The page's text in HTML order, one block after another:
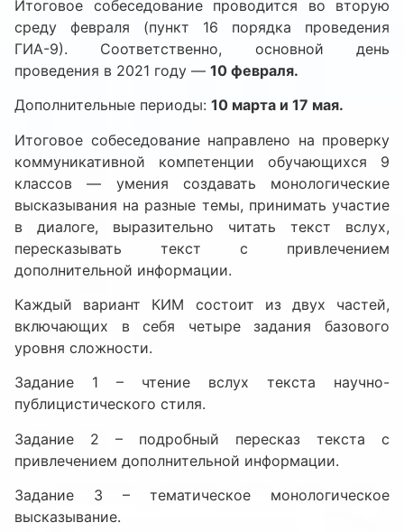
Итоговое собеседование проводится во вторую
среду февраля (пункт 16 порядка проведения
ГИА-9). Соответственно, основной день
проведения в 2021 году — 10 февраля.
Дополнительные периоды: 10 марта и 17 мая.
Итоговое собеседование направлено на проверку
коммуникативной компетенции обучающихся 9
классов — умения создавать монологические
высказывания на разные темы, принимать участие
в диалоге, выразительно читать текст вслух,
пересказывать текст с привлечением
дополнительной информации.
Каждый вариант КИМ состоит из двух частей,
включающих в себя четыре задания базового
уровня сложности.
Задание 1 – чтение вслух текста научно-
публицистического стиля.
Задание 2 – подробный пересказ текста с
привлечением дополнительной информации.
Задание 3 – тематическое монологическое
высказывание.